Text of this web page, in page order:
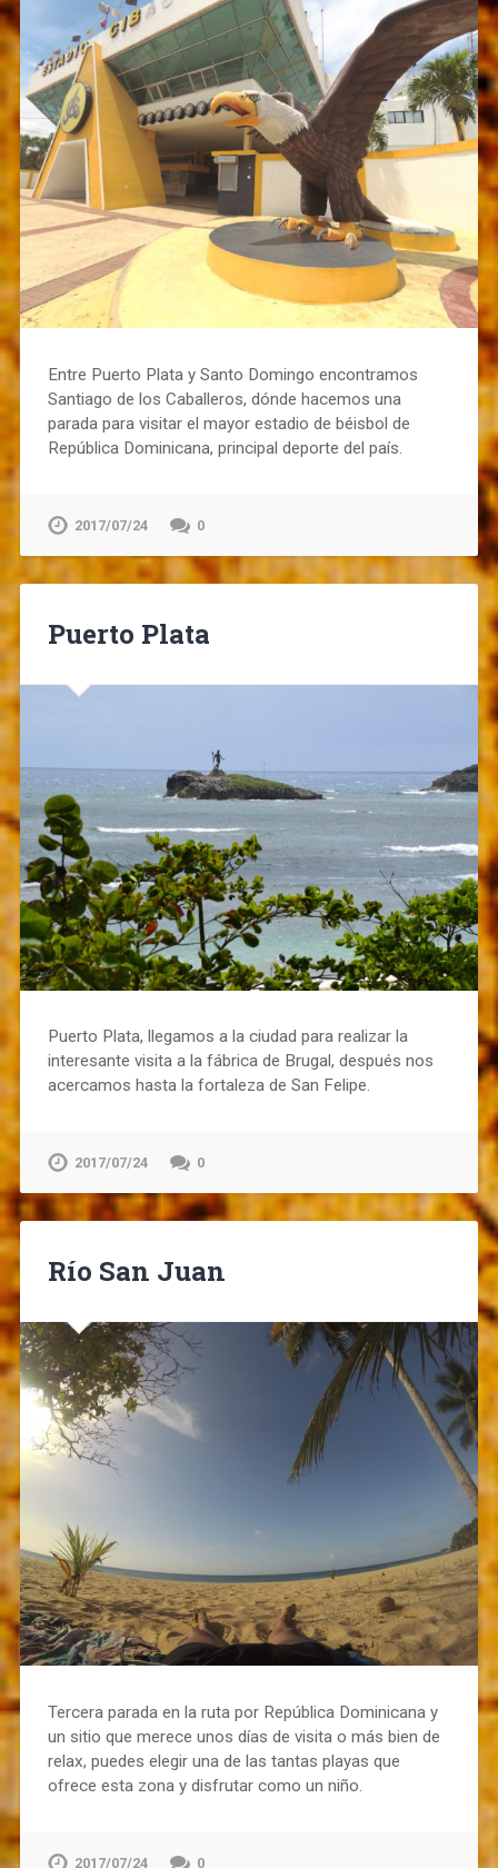
Entre Puerto Plata y Santo Domingo encontramos
Santiago de los Caballeros, dónde hacemos una
parada para visitar el mayor estadio de béisbol de
República Dominicana, principal deporte del país.
2017/07/24 0
Puerto Plata
Puerto Plata, llegamos a la ciudad para realizar la
interesante visita a la fábrica de Brugal, después nos
acercamos hasta la fortaleza de San Felipe.
2017/07/24 0
Río San Juan
Tercera parada en la ruta por República Dominicana y
un sitio que merece unos días de visita o más bien de
relax, puedes elegir una de las tantas playas que
ofrece esta zona y disfrutar como un niño.
2017/07/24 0